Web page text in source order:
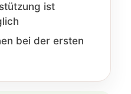
ist
bei der ersten